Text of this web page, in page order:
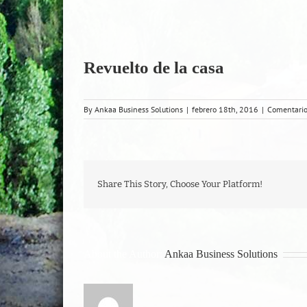
Revuelto de la casa
By Ankaa Business Solutions | febrero 18th, 2016 |
Share This Story, Choose Your Platform!
Ankaa Business Solutions